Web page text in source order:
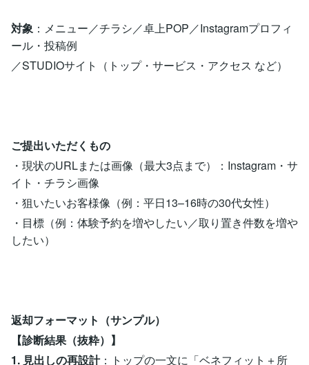
対象 ：メニュー／チラシ／卓上POP／Instagramプロフィ
ール・投稿例
／STUDIOサイト（トップ・サービス・アクセス など）
ご提出いただくもの
・現状のURLまたは画像（最大3点まで）：Instagram・サ
イト・チラシ画像
・狙いたいお客様像（例：平日13–16時の30代女性）
・目標（例：体験予約を増やしたい／取り置き件数を増や
したい）
返却フォーマット（サンプル）
【診断結果（抜粋）】
1. 見出しの再設計：トップの一文に「ベネフィット＋所